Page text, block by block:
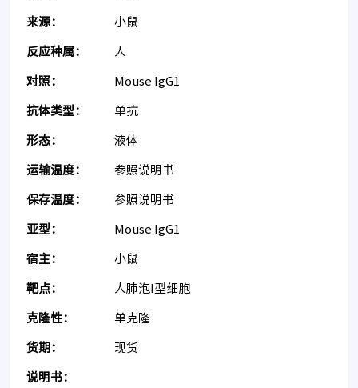
来源： 小鼠
反应种属： 人
对照： Mouse IgG1
抗体类型： 单抗
形态： 液体
运输温度： 参照说明书
保存温度： 参照说明书
亚型： Mouse IgG1
宿主： 小鼠
靶点： 人肺泡I型细胞
克隆性： 单克隆
货期： 现货
说明书：